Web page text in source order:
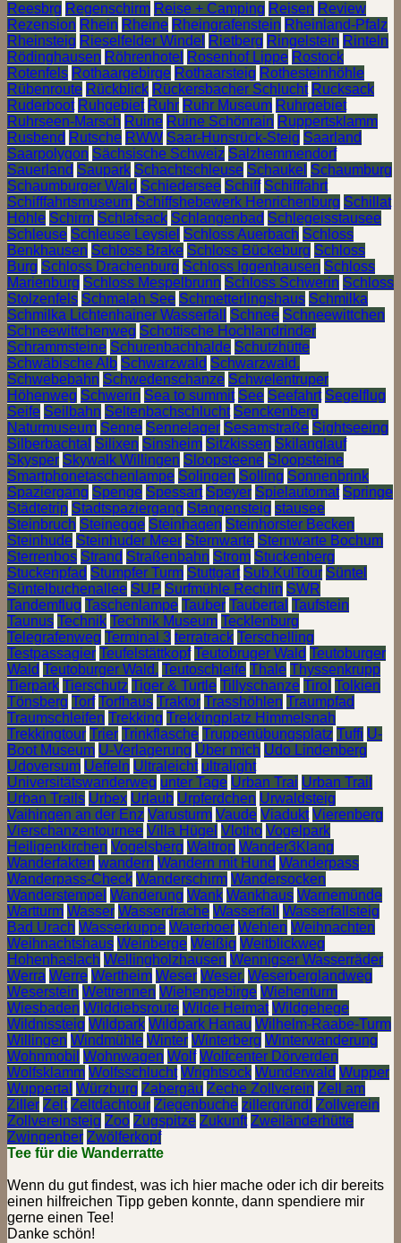
Reesbrg Regenschirm Reise + Camping Reisen Review
Rezension Rhein Rheine Rheingrafenstein Rheinland-Pfalz
Rheinsteig Rieselfelder Windel Rietberg Ringelstein Rinteln
Rödinghausen Röhrenhotel Rosenhof Lippe Rostock
Rotenfels Rothaargebirge Rothaarsteig Rothesteinhöhle
Rübenroute Rückblick Rückersbacher Schlucht Rucksack
Ruderboot Ruhgebiet Ruhr Ruhr Museum Ruhrgebiet
Ruhrseen-Marsch Ruine Ruine Schönrain Ruppertsklamm
Rusbend Rutsche RWW Saar-Hunsrück-Steig Saarland
Saarpolygon Sächsische Schweiz Salzhemmendorf
Sauerland Saupark Schachtschleuse Schaukel Schaumburg
Schaumburger Wald Schiedersee Schiff Schifffahrt
Schifffahrtsmuseum Schiffshebewerk Henrichenburg Schillat
Höhle Schirm Schlafsack Schlangenbad Schlegeisstausee
Schleuse Schleuse Leysiel Schloss Auerbach Schloss
Benkhausen Schloss Brake Schloss Bückeburg Schloss
Burg Schloss Drachenburg Schloss Iggenhausen Schloss
Marienburg Schloss Mespelbrunn Schloss Schwerin Schloss
Stolzenfels Schmalah See Schmetterlingshaus Schmilka
Schmilka Lichtenhainer Wasserfall
Schnee Schneewittchen
Schneewittchenweg Schottische Hochlandrinder
Schrammsteine Schurenbachhalde Schutzhütte
Schwäbische Alb Schwarzwald Schwarzwald.
Schwebebahn Schwedenschanze Schwelentruper
Höhenweg Schwerin Sea to summit See Seefahrt Segelflug
Seife Seilbahn Seltenbachschlucht Senckenberg
Naturmuseum Senne Sennelager Sesamstraße Sightseeing
Silberbachtal Silixen Sinsheim Sitzkissen Skilanglauf
Skysper Skywalk Willingen Sloopsteene Sloopsteine
Smartphonetaschenlampe Solingen Solling Sonnenbrink
Spaziergang Spenge Spessart Speyer Spielautomat Springe
Städtetrip Stadtspaziergang Stangensteig stausee
Steinbruch Steinegge Steinhagen Steinhorster Becken
Steinhude Steinhuder Meer Sternwarte Sternwarte Bochum
Sterrenbos Strand Straßenbahn Strom Stuckenberg
Stuckenpfad Stumpfer Turm Stuttgart Sub.KulTour Süntel
Süntelbuchenallee SUP Surfmühle Rechlin SWR
Tandemflug Taschenlampe Tauber Taubertal Taufstein
Taunus Technik Technik Museum Tecklenburg
Telegrafenweg Terminal 3 terratrack Terschelling
Testpassagier Teufelstättkopf Teutobruger Wald Teutoburger
Wald Teutoburger Wald. Teutoschleife Thale Thyssenkrupp
Tierpark Tierschutz Tiger & Turtle Tillyschanze Tirol Tolkien
Tönsberg Torf Torfhaus Traktor Trasshöhlen Traumpfad
Traumschleifen Trekking Trekkingplatz Himmelsnah
Trekkingtour Trier Trinkflasche Truppenübungsplatz Tuffi U-
Boot Museum U-Verlagerung Über mich Udo Lindenberg
Udoversum Ueffeln Ultraleicht ultralight
Universitätswanderweg unter Tage Urban Trai Urban Trail
Urban Trails Urbex Urlaub Urpferdchen Urwaldsteig
Vaihingen an der Enz Varusturm Vaude Viadukt Vierenberg
Vierschanzentournee Villa Hügel Vlotho Vogelpark
Heiligenkirchen Vogelsberg Waltrop Wander3Klang
Wanderfakten wandern Wandern mit Hund Wanderpass
Wanderpass-Check Wanderschirm Wandersocken
Wanderstempel Wanderung Wank Wankhaus Warnemünde
Wartturm Wasser Wasserdrache Wasserfall
Wasserfallsteig
Bad Urach Wasserkuppe Waterboer Wehlen Weihnachten
Weihnachtshaus Weinberge Weißig Weitblickweg
Hohenhaslach Wellingholzhausen Wennigser Wasserräder
Werra Werre Wertheim Weser Weser. Weserberglandweg
Weserstein Wettrennen Wiehengebirge Wiehenturm
Wiesbaden Wilddiebsroute Wilde Heimat Wildgehege
Wildnissteig Wildpark Wildpark Hanau Wilhelm-Raabe-Turm
Willingen Windmühle Winter Winterberg Winterwanderung
Wohnmobil Wohnwagen Wolf Wolfcenter Dörverden
Wolfsklamm Wolfsschlucht Wrightsock Wunderwald Wupper
Wuppertal Würzburg Zabergäu Zeche Zollverein Zell am
Ziller Zelt Zeltdachtour Ziegenbuche zillergründl Zollverein
Zollvereinsteig Zoo Zugspitze Zukunft Zweiländerhütte
Zwingenber Zwölferkopf
Tee für die Wanderratte
Wenn du gut findest, was ich hier mache oder ich dir bereits
einen hilfreichen Tipp geben konnte, dann spendiere mir
gerne einen Tee!
Danke schön!